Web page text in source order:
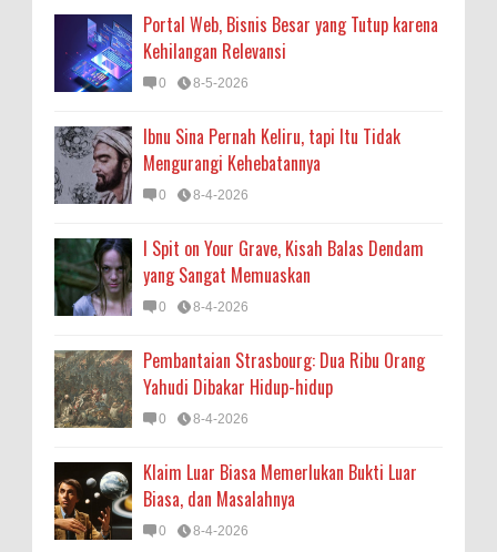
Portal Web, Bisnis Besar yang Tutup karena
Kehilangan Relevansi
0 8-5-2026
Ibnu Sina Pernah Keliru, tapi Itu Tidak
Mengurangi Kehebatannya
0 8-4-2026
I Spit on Your Grave, Kisah Balas Dendam
yang Sangat Memuaskan
0 8-4-2026
Pembantaian Strasbourg: Dua Ribu Orang
Yahudi Dibakar Hidup-hidup
0 8-4-2026
Klaim Luar Biasa Memerlukan Bukti Luar
Biasa, dan Masalahnya
0 8-4-2026